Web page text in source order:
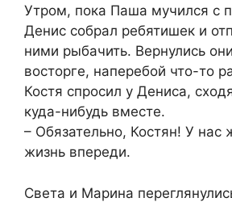
Утром, пока Паша мучился с
Денис собрал ребятишек и
ними рыбачить. Вернулись
восторге, наперебой что-то
Костя спросил у Дениса,
куда-нибудь вместе.
– Обязательно, Костян! У нас
жизнь впереди.
Света и Марина